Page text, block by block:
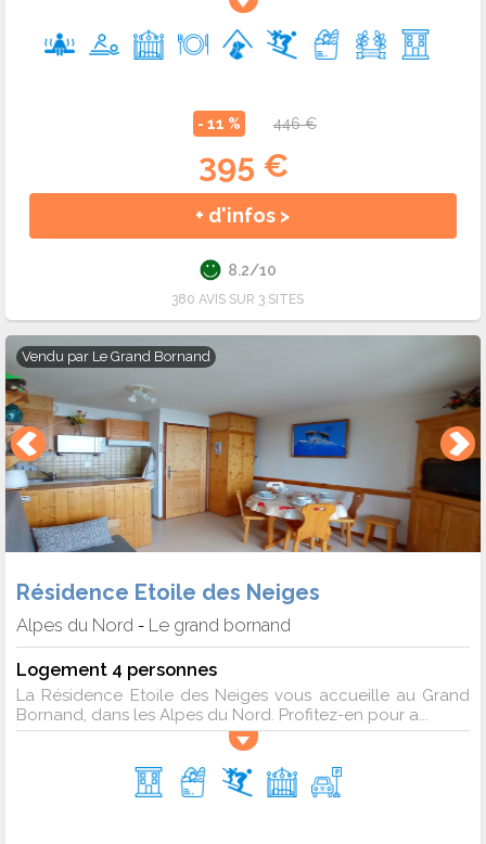
- 11 % 446 €
395 €
+ d'infos >
8.2/10
380 AVIS SUR 3 SITES
Vendu par Le Grand Bornand
Résidence Etoile des Neiges
Alpes du Nord - Le grand bornand
Logement 4 personnes
La Résidence Etoile des Neiges vous accueille au Grand
Bornand, dans les Alpes du Nord. Profitez-en pour a...